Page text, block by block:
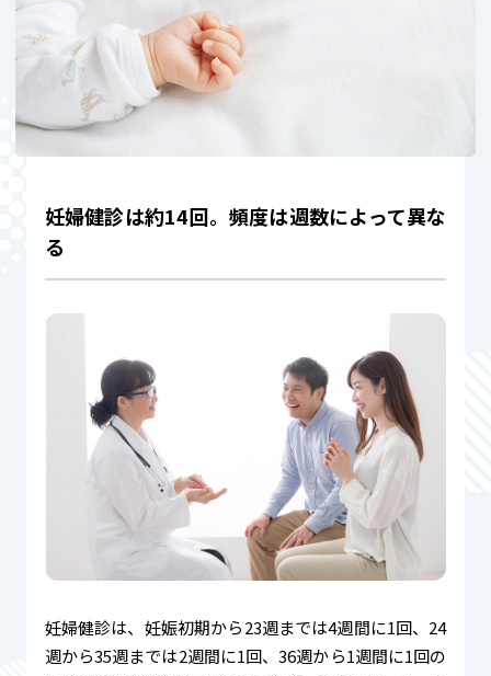
妊婦健診は約14回。頻度は週数によって異な
る
妊婦健診は、妊娠初期から23週までは4週間に1回、24
週から35週までは2週間に1回、36週から1週間に1回の